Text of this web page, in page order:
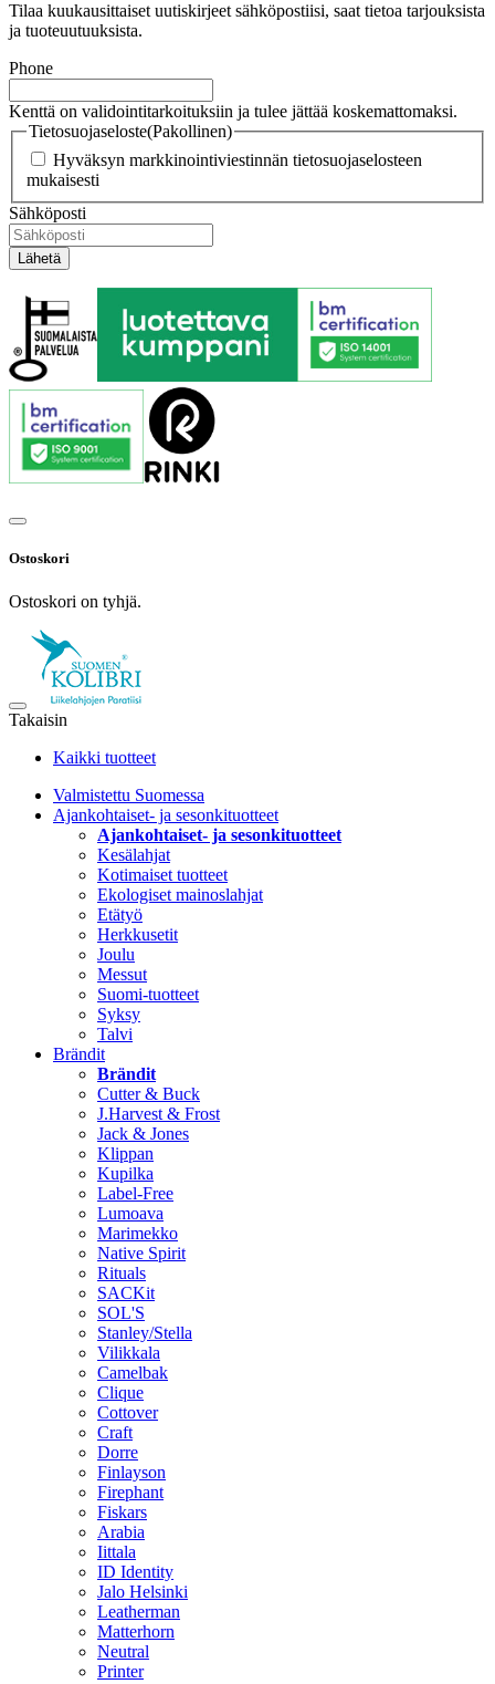
Tilaa kuukausittaiset uutiskirjeet sähköpostiisi, saat tietoa tarjouksista
ja tuoteuutuuksista.
Phone
Kenttä on validointitarkoituksiin ja tulee jättää koskemattomaksi.
Tietosuojaseloste(Pakollinen)
Hyväksyn markkinointiviestinnän tietosuojaselosteen
mukaisesti
Sähköposti
Ostoskori
Ostoskori on tyhjä.
Takaisin
Kaikki tuotteet
Valmistettu Suomessa
Ajankohtaiset- ja sesonkituotteet
Ajankohtaiset- ja sesonkituotteet
Kesälahjat
Kotimaiset tuotteet
Ekologiset mainoslahjat
Etätyö
Herkkusetit
Joulu
Messut
Suomi-tuotteet
Syksy
Talvi
Brändit
Brändit
Cutter & Buck
J.Harvest & Frost
Jack & Jones
Klippan
Kupilka
Label-Free
Lumoava
Marimekko
Native Spirit
Rituals
SACKit
SOL'S
Stanley/Stella
Vilikkala
Camelbak
Clique
Cottover
Craft
Dorre
Finlayson
Firephant
Fiskars
Arabia
Iittala
ID Identity
Jalo Helsinki
Leatherman
Matterhorn
Neutral
Printer